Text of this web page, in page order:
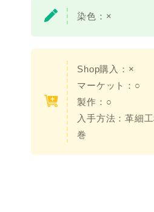
染色： ×
Shop購入：×
マーケット：○
製作：○
入手方法：革細
巻